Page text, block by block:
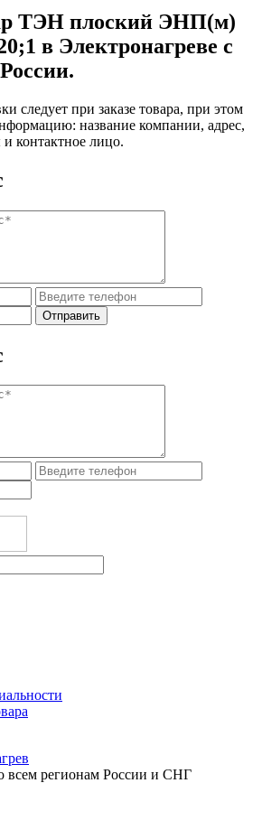
ТЭН плоский ЭНП(м)
в Электронагреве с
следует при заказе товара, при этом
название компании, адрес,
контактное лицо.
всем регионам России и СНГ